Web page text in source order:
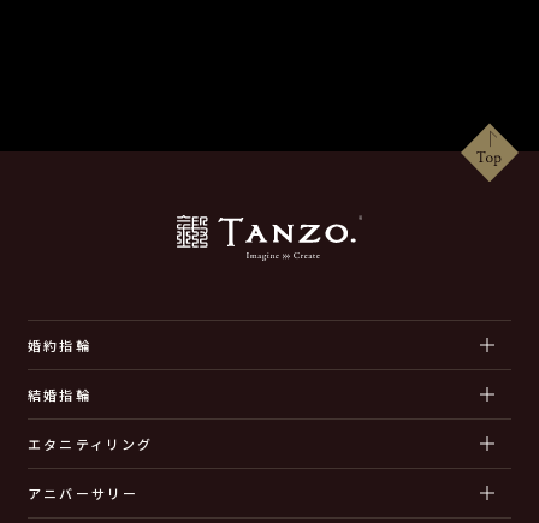
婚約指輪
結婚指輪
エタニティリング
アニバーサリー